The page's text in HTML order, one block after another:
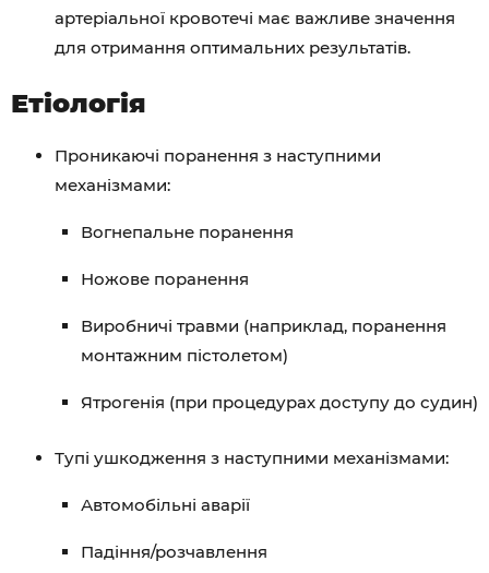
артеріальної кровотечі має важливе значення
для отримання оптимальних результатів.
Етіологія
Проникаючі поранення з наступними
механізмами:
Вогнепальне поранення
Ножове поранення
Виробничі травми (наприклад, поранення
монтажним пістолетом)
Ятрогенія (при процедурах доступу до судин)
Тупі ушкодження з наступними механізмами:
Автомобільні аварії
Падіння/розчавлення